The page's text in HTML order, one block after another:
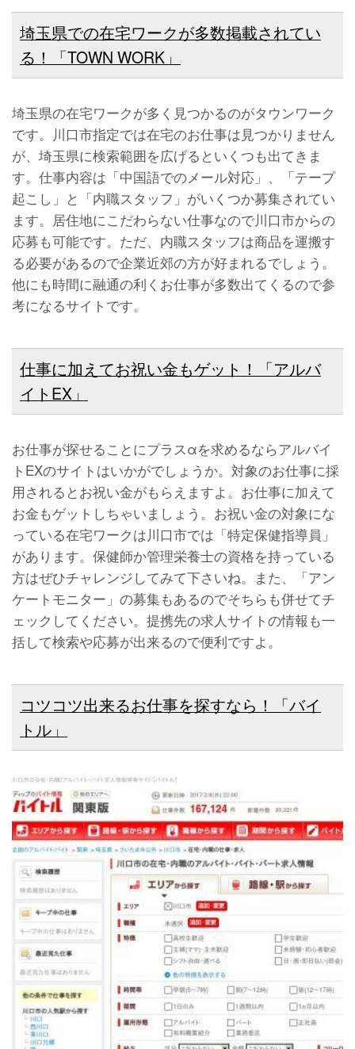
埼玉県での在宅ワークが多数掲載されてい
る！「TOWN WORK」
埼玉県の在宅ワークが多く見つかるのがタウンワーク
です。川口市指定では在宅のお仕事は見つかりません
が、埼玉県に検索範囲を広げるといくつも出てきま
す。仕事内容は「中国語でのメール対応」、「テープ
起こし」と「内職スタッフ」がいくつか募集されてい
ます。居住地にこだわらない仕事なので川口市からの
応募も可能です。ただ、内職スタッフは商品を運搬す
る必要があるので企業近郊の方が好まれるでしょう。
他にも時間に融通の利くお仕事が多数出てくるので参
考になるサイトです。
仕事に加えてお祝い金もゲット！「アルバ
イトEX」
お仕事が探せることにプラスαを求めるならアルバイ
トEXのサイトはいかがでしょうか。対象のお仕事に採
用されるとお祝い金がもらえますよ。お仕事に加えて
お金もゲットしちゃいましょう。お祝い金の対象にな
っている在宅ワークは川口市では「特定保健指導員」
があります。保健師か管理栄養士の資格を持っている
方はぜひチャレンジしてみて下さいね。また、「アン
ケートモニター」の募集もあるのでそちらも併せてチ
ェックしてください。提携先の求人サイトの情報も一
括して検索や応募が出来るので便利ですよ。
コツコツ出来るお仕事を探すなら！「バイ
トル」